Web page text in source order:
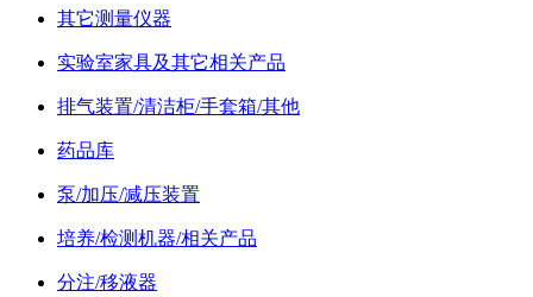
其它测量仪器
实验室家具及其它相关产品
排气装置/清洁柜/手套箱/其他
药品库
泵/加压/减压装置
培养/检测机器/相关产品
分注/移液器